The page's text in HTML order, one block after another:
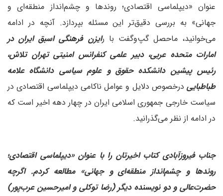
عنوان «دیپلماسی اقتصادی؛ روندها و چشم‌انداز منطقه‌ای و
جهانی» به بررسی دقیق‌تر این مسئله بپردازد. آنچه در ادامه
می‌خوانید، ماحصل گپ‌و‌گفت با رایزن فرهنگی اسبق ایران در
امارات متحده عربی، دبیر علمی کنفرانس امنیتی تهران تلاش،
رئیس پیشین دانشکده حقوق و علوم سیاسی دانشگاه علامه
طباطبایی درخصوص دلایل و عوامل ناکامی دیپلماسی اقتصادی در
سیاست خارجی جمهوری اسلامی ایران در چهار دهه اخیر است که
در ادامه از نظر می‌گذرانید.
‌جناب فیروزآبادی کتاب اخیرتان را با عنوان «دیپلماسی اقتصادی؛
روندها و چشم‌انداز منطقه‌ای و جهانی» مطالعه کردم. اگرچه
حضرت‌عالی و دو نویسنده دیگر (رضا توکلی و امیرحسین عرب‌پور)